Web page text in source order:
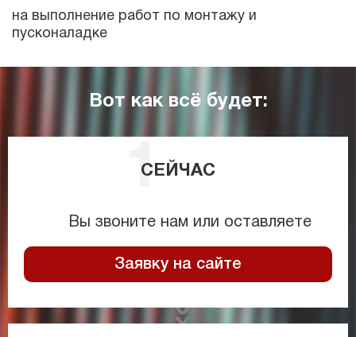
на выполнение работ по монтажу и
пусконаладке
Вот как всё будет:
СЕЙЧАС
Вы звоните нам или оставляете
Заявку на сайте